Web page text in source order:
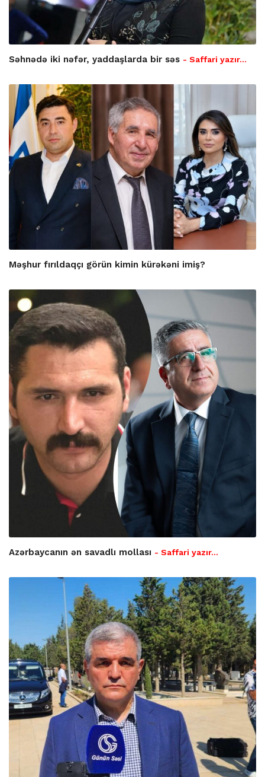
Səhnədə iki nəfər, yaddaşlarda bir səs - Saffari yazır…
Məşhur fırıldaqçı görün kimin kürəkəni imiş?
Azərbaycanın ən savadlı mollası - Saffari yazır…